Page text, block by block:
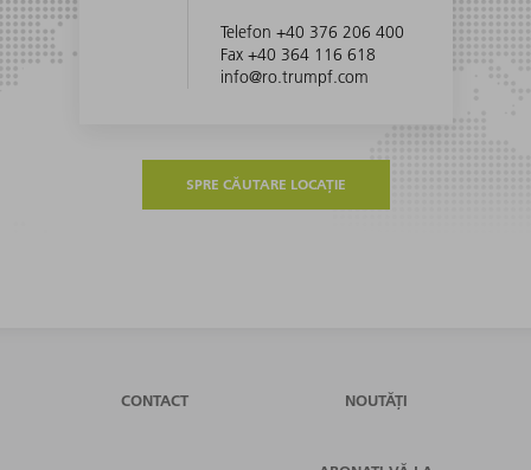
Telefon +40 376 206 400
Fax +40 364 116 618
info@ro.trumpf.com
SPRE CĂUTARE LOCAȚIE
CONTACT NOUTĂȚI